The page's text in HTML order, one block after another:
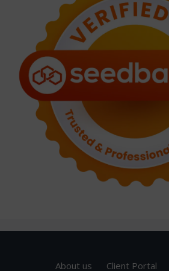
About us Client Portal